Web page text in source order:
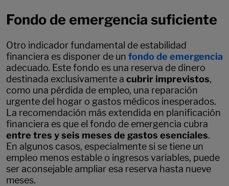
Fondo de emergencia suficiente
Otro indicador fundamental de estabilidad
financiera es disponer de un fondo de emergencia
adecuado. Este fondo es una reserva de dinero
destinada exclusivamente a cubrir imprevistos,
como una pérdida de empleo, una reparación
urgente del hogar o gastos médicos inesperados.
La recomendación más extendida en planificación
financiera es que el fondo de emergencia cubra
entre tres y seis meses de gastos esenciales.
En algunos casos, especialmente si se tiene un
empleo menos estable o ingresos variables, puede
ser aconsejable ampliar esa reserva hasta nueve
meses.